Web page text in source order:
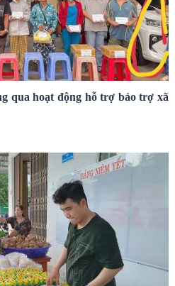
qua hoạt động hỗ trợ bảo trợ xã